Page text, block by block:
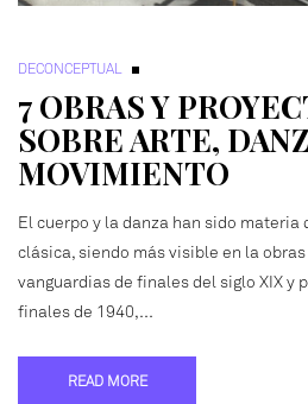
DECONCEPTUAL
7 OBRAS Y
SOBRE ARTE,
MOVIMIENTO
El cuerpo y la danza han sido
clásica, siendo más visible en la
vanguardias de finales del siglo XIX y
finales de 1940,…
READ MORE